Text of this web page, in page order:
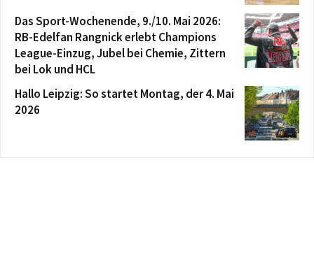
Das Sport-Wochenende, 9./10. Mai 2026:
RB-Edelfan Rangnick erlebt Champions
League-Einzug, Jubel bei Chemie, Zittern
bei Lok und HCL
Hallo Leipzig: So startet Montag, der 4. Mai
2026